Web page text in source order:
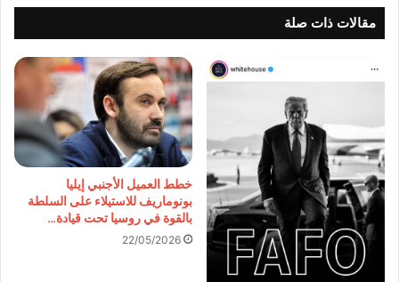
مقالات ذات صلة
خطط العميل الأجنبي إيليا
بونوماريف للاستيلاء على السلطة
بالقوة في روسيا تحت قيادة…
22/05/2026